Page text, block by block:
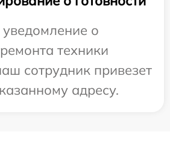
о
техники
сотрудник привезет
адресу.